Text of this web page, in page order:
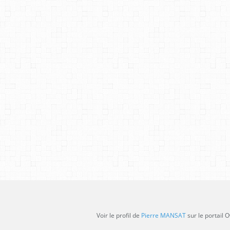
Voir le profil de Pierre MANSATsur le portail